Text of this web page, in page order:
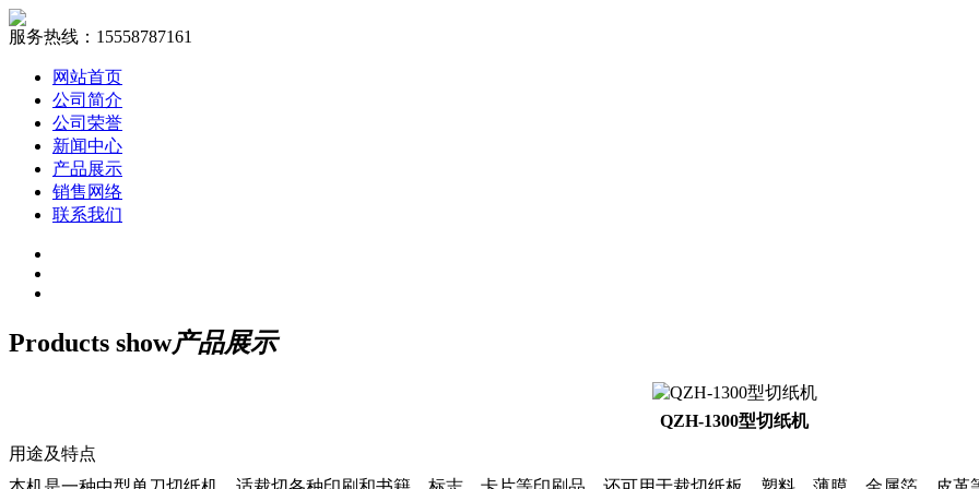
服务热线： 15558787161
网站首页
公司简介
公司荣誉
新闻中心
产品展示
销售网络
联系我们
Products show产品展示
QZH-1300型切纸机
用途及特点